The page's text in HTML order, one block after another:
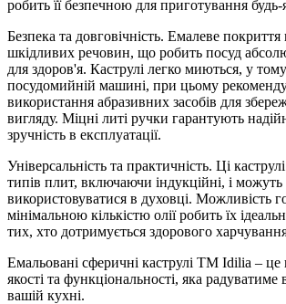
робить її безпечною для приготування
Безпека та довговічність. Емалеве покриття
шкідливих речовин, що робить посуд
для здоров'я. Каструлі легко миються, у
посудомийній машині, при цьому
використання абразивних засобів для
вигляду. Міцні литі ручки гарантують
зручність в експлуатації.
Універсальність та практичність. Ці
типів плит, включаючи індукційні, і можуть
використовуватися в духовці. Можливість
мінімальною кількістю олії робить їх
тих, хто дотримується здорового
Емальовані сферичні каструлі TM Idilia – це
якості та функціональності, яка
вашій кухні.